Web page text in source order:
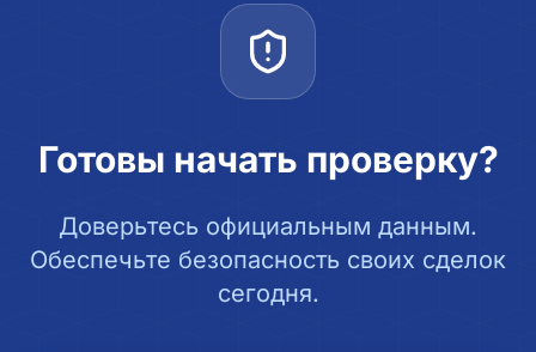
Готовы начать проверку?
Доверьтесь официальным данным.
Обеспечьте безопасность своих сделок
сегодня.